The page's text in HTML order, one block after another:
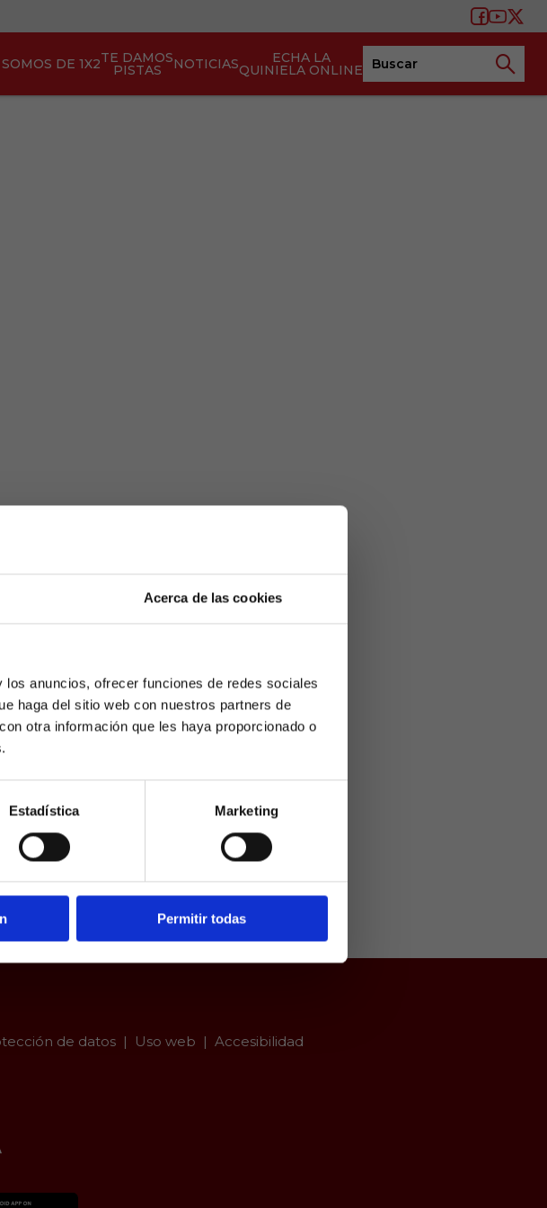
Acerca de las cookies
anuncios, ofrecer funciones de redes sociales
haga del sitio web con nuestros partners de
otra información que les haya proporcionado o
Estadística Marketing
Permitir todas
AÑOS
AÑOS
única y exclusivamente a
solo accedan usuarios mayores
se debe responder con
SOMOS DE 1X2TE DAMOS
PISTAS NOTICIAS ECHA LA
QUINIELA ONLINE
de datos Uso web Accesibilidad